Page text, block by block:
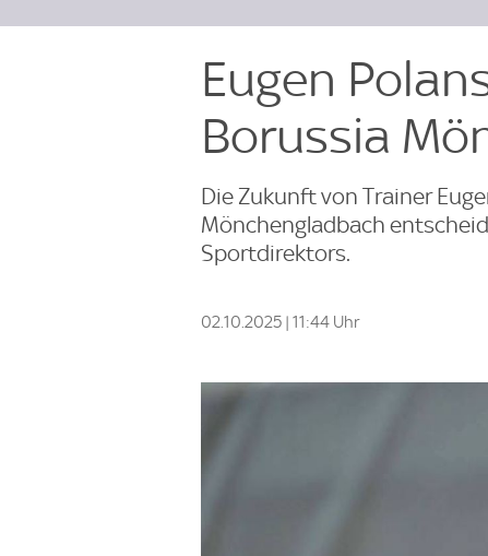
Eugen
Borussia
Die Zukunft von Trainer
Mönchengladbach
Sportdirektors.
02.10.2025 | 11:44 Uhr